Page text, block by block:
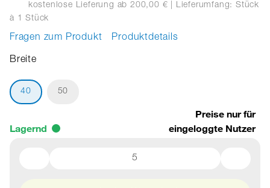
kostenlose Lieferung ab 200,00 € | Lieferumfang: Stück
à 1 Stück
Fragen zum Produkt Produktdetails
Breite
40 50
Lagernd
Preise nur für
eingeloggte Nutzer